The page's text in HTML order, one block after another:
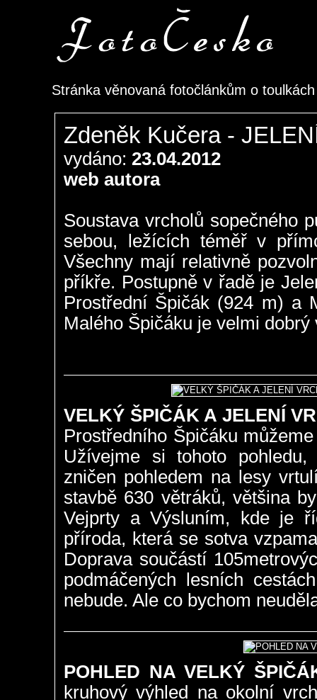
Stránka věnovaná fotočlánkům o
Zdeněk Kučera -
vydáno: 23.04.2012
web autora
Soustava vrcholů sopečného
sebou, ležících téměř v
Všechny mají relativně
příkře. Postupně v řadě je
Prostřední Špičák (924 m) a
Malého Špičáku je velmi
VELKÝ ŠPIČÁK A JELENÍ
Prostředního Špičáku
Užívejme si tohoto pohledu,
zničen pohledem na lesy
stavbě 630 větráků, většina
Vejprty a Výsluním, kde je
příroda, která se sotva
Doprava součástí
podmáčených lesních
nebude. Ale co bychom
POHLED NA VELKÝ
kruhový výhled na okolní